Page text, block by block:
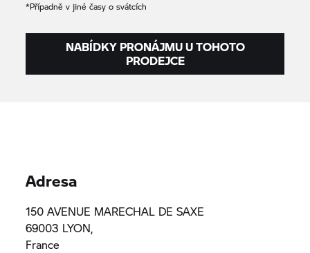
*Případně v jiné časy o svátcích
NABÍDKY PRONÁJMU U TOHOTO
PRODEJCE
Adresa
150 AVENUE MARECHAL DE SAXE
69003 LYON,
France